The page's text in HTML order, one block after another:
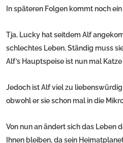
In späteren Folgen kommt noch
Tja, Lucky hat seitdem Alf
schlechtes Leben. Ständig muss
Alf’s Hauptspeise ist nun mal Katze
Jedoch ist Alf viel zu
obwohl er sie schon mal in die
Von nun an ändert sich das Leben
Ihnen bleiben, da sein